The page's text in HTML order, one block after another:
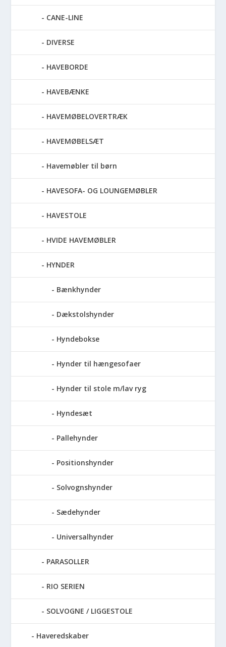
CANE-LINE
DIVERSE
HAVEBORDE
HAVEBÆNKE
HAVEMØBELOVERTRÆK
HAVEMØBELSÆT
Havemøbler til børn
HAVESOFA- OG LOUNGEMØBLER
HAVESTOLE
HVIDE HAVEMØBLER
HYNDER
Bænkhynder
Dækstolshynder
Hyndebokse
Hynder til hængesofaer
Hynder til stole m/lav ryg
Hyndesæt
Pallehynder
Positionshynder
Solvognshynder
Sædehynder
Universalhynder
PARASOLLER
RIO SERIEN
SOLVOGNE / LIGGESTOLE
Haveredskaber